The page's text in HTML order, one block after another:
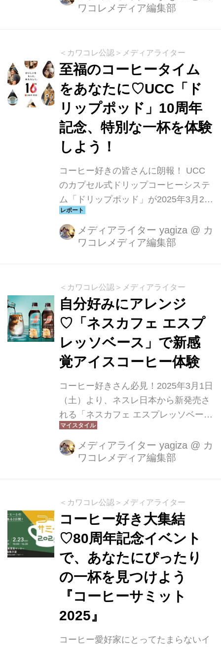
春に登場する「スプリングブレンド
がる香りが特徴。冷たさの残る空気
に、ふわりと春風が混じりはじめる瞬
間を、一杯のコーヒーで表現していま
す。
ワコレメディア編集部
＜カワコレ公認＞メディアライター
至福のコーヒータイム
をあなたに♡UCC「ド
リップポッド」10周年
記念、特別な一杯を体験
しよう！
コーヒー好きの皆さんに朗報！ UCC
のカプセル式ドリップコーヒーシステ
ム「ドリップポッド」が2025年3月23
日に10周年を迎え、特別なプロジェク
トが始動しました。今回は、その第一
弾となる「10thアニバーサリーカプセ
します。
メディアライター yagiza @ カ
ワコレメディア編集部
＜カワコレ公認＞メディアライター
自分好みにアレンジ
♡「ネスカフェ エスプ
レッソベース」で新感
覚アイスコーヒー体験
コーヒー好きさん必見！2025年3月1日
（土）より、ネスレ日本から新発売さ
れる「ネスカフェ エスプレッソベー
ス」は、濃縮タイプのアイスコーヒー
ベース。水や牛乳で割るのはもちろ
ん、炭酸やジュースと組み合わせて、
メディアライター yagiza @ カ
ワコレメディア編集部
＜カワコレ公認＞メディアライター
コーヒー好き大集結
♡80周年記念イベント
で、あなたにぴったり
の一杯を見つけよう
『コーヒーサミット
2025』
コーヒー愛好家にとってたまらないイ